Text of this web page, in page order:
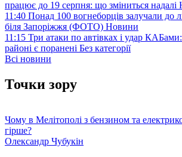
працює до 19 серпня: що зміниться надалі
11:40 Понад 100 вогнеборців залучали до
біля Запоріжжя (ФОТО) Новини
11:15 Три атаки по автівках і удар
районі є поранені Без категорії
Всі новини
Точки зору
Чому в Мелітополі з бензином та
гірше?
Олександр Чубукін